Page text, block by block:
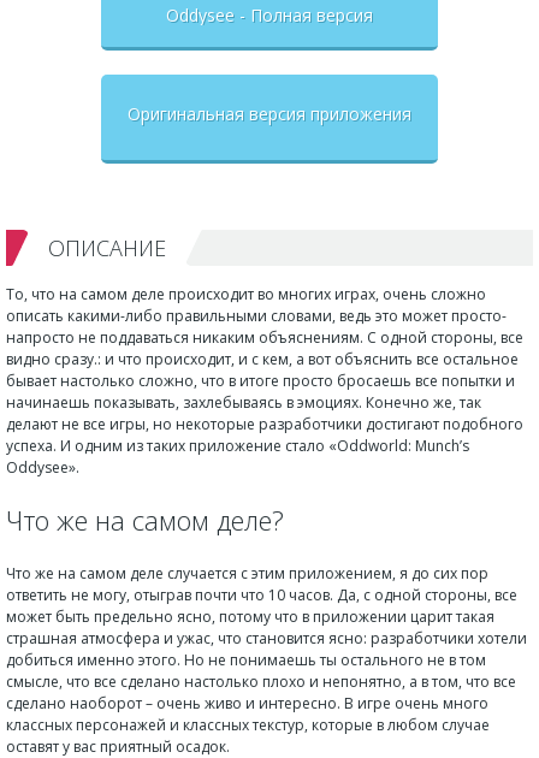
Oddysee - Полная версия
Оригинальная версия приложения
ОПИСАНИЕ
То, что на самом деле происходит во многих играх, очень сложно
описать какими-либо правильными словами, ведь это может просто-
напросто не поддаваться никаким объяснениям. С одной стороны, все
видно сразу.: и что происходит, и с кем, а вот объяснить все остальное
бывает настолько сложно, что в итоге просто бросаешь все попытки и
начинаешь показывать, захлебываясь в эмоциях. Конечно же, так
делают не все игры, но некоторые разработчики достигают подобного
успеха. И одним из таких приложение стало «Oddworld: Munch’s
Oddysee».
Что же на самом деле?
Что же на самом деле случается с этим приложением, я до сих пор
ответить не могу, отыграв почти что 10 часов. Да, с одной стороны, все
может быть предельно ясно, потому что в приложении царит такая
страшная атмосфера и ужас, что становится ясно: разработчики хотели
добиться именно этого. Но не понимаешь ты остального не в том
смысле, что все сделано настолько плохо и непонятно, а в том, что все
сделано наоборот – очень живо и интересно. В игре очень много
классных персонажей и классных текстур, которые в любом случае
оставят у вас приятный осадок.